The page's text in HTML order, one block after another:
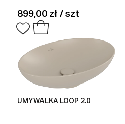
899,00 zł / szt
UMYWALKA LOOP 2.0